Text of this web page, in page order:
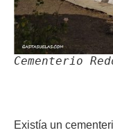
Cementerio
Existía un